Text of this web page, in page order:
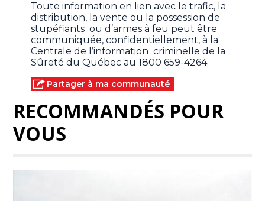
Toute information en lien avec le trafic, la
distribution, la vente ou la possession de
stupéfiants ou d’armes à feu peut être
communiquée, confidentiellement, à la
Centrale de l’information criminelle de la
Sûreté du Québec au 1800 659-4264.
Partager à ma communauté
RECOMMANDÉS POUR
VOUS